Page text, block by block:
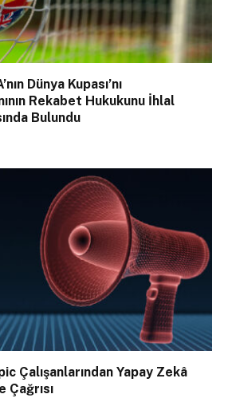
Dünya Kupası’nı
Rekabet Hukukunu İhlal
Bulundu
Çalışanlarından Yapay Zekâ
Çağrısı